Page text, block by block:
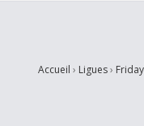
Accueil › Ligues›